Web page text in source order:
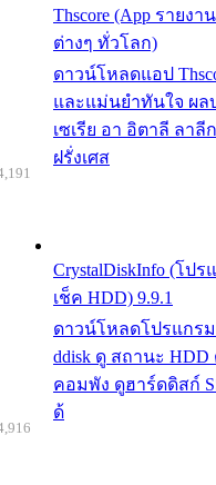
Thscore (App ราย
ต่างๆ ทั่วโลก)
ดาวน์โหลดแอป
และแม่นยำทันใจ ผล
เซเรีย อา อิตาลี ลาลี
ฝรั่งเศส
CrystalDiskInfo (โปร
เช็ค HDD) 9.9.1
ดาวน์โหลดโปรแกรม
ddisk ดู สถานะ
คอมพัง ดูฮาร์ดดิสก์
ด้